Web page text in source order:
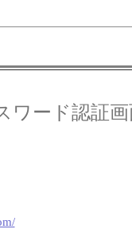
ワード認証画